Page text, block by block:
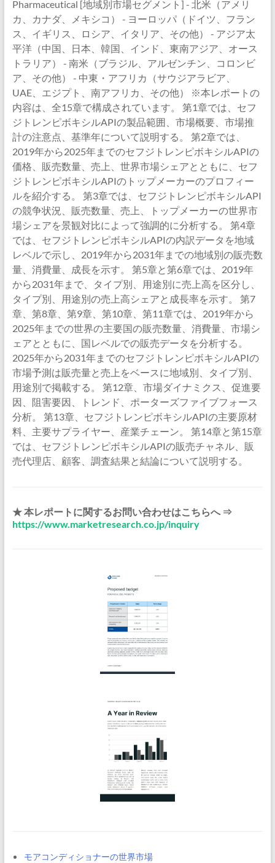
Pharmaceutical [地域別市場セグメント] - 北米（アメリ
カ、カナダ、メキシコ） - ヨーロッパ（ドイツ、フラン
ス、イギリス、ロシア、イタリア、その他） - アジア太
平洋（中国、日本、韓国、インド、東南アジア、オース
トラリア） - 南米（ブラジル、アルゼンチン、コロンビ
ア、その他） - 中東・アフリカ（サウジアラビア、
UAE、エジプト、南アフリカ、その他） ※本レポートの
内容は、全15章で構成されています。 第1章では、セフ
ジトレンピボキシルAPIの製品範囲、市場概要、市場推
計の注意点、基準年について説明する。 第2章では、
2019年から2025年までのセフジトレンピボキシルAPIの
価格、販売数量、売上、世界市場シェアとともに、セフ
ジトレンピボキシルAPIのトップメーカーのプロフィー
ルを紹介する。 第3章では、セフジトレンピボキシルAPI
の競争状況、販売数量、売上、トップメーカーの世界市
場シェアを景観対比によって強調的に分析する。 第4章
では、セフジトレンピボキシルAPIの内訳データを地域
レベルで示し、2019年から2031年までの地域別の販売数
量、消費量、成長を示す。 第5章と第6章では、2019年
から2031年まで、タイプ別、用途別に売上高を区分し、
タイプ別、用途別の売上高シェアと成長率を示す。 第7
章、第8章、第9章、第10章、第11章では、2019年から
2025年までの世界の主要国の販売数量、消費量、市場シ
ェアとともに、国レベルでの販売データを分析する。
2025年から2031年までのセフジトレンピボキシルAPIの
市場予測は販売量と売上をベースに地域別、タイプ別、
用途別で掲載する。 第12章、市場ダイナミクス、促進要
因、阻害要因、トレンド、ポーターズファイブフォース
分析。 第13章、セフジトレンピボキシルAPIの主要原材
料、主要サプライヤー、産業チェーン。 第14章と第15章
では、セフジトレンピボキシルAPIの販売チャネル、販
売代理店、顧客、調査結果と結論について説明する。
★ 本レポートに関するお問い合わせはこちらへ ⇒
https://www.marketresearch.co.jp/inquiry
モアコンディショナーの世界市場